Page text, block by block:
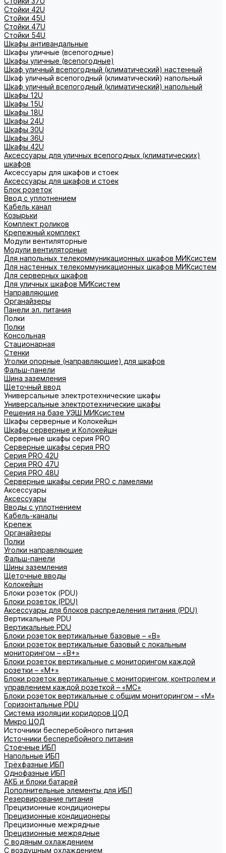
Стойки 42U
Стойки 45U
Стойки 47U
Стойки 54U
Шкафы антивандальные
Шкафы уличные (всепогодные)
Шкафы уличные (всепогодные)
Шкаф уличный всепогодный (климатический) настенный
Шкаф уличный всепогодный (климатический) напольный
Шкаф уличный всепогодный (климатический) напольный
Шкафы 12U
Шкафы 15U
Шкафы 18U
Шкафы 24U
Шкафы 30U
Шкафы 36U
Шкафы 42U
Аксессуары для уличных всепогодных (климатических)
шкафов
Аксессуары для шкафов и стоек
Аксессуары для шкафов и стоек
Блок розеток
Ввод с уплотнением
Кабель канал
Козырьки
Комплект роликов
Крепежный комплект
Модули вентиляторные
Модули вентиляторные
Для напольных телекоммуникационных шкафов МИКсистем
Для настенных телекоммуникационных шкафов МИКсистем
Для серверных шкафов
Для уличных шкафов МИКсистем
Направляющие
Органайзеры
Панели эл. питания
Полки
Полки
Консольная
Стационарная
Стенки
Уголки опорные (направляющие) для шкафов
Фальш-панели
Шина заземления
Щеточный ввод
Универсальные электротехнические шкафы
Универсальные электротехнические шкафы
Решения на базе УЭШ МИКсистем
Шкафы серверные и Колокейшн
Шкафы серверные и Колокейшн
Серверные шкафы серия PRO
Серверные шкафы серия PRO
Серия PRO 42U
Серия PRO 47U
Серия PRO 48U
Серверные шкафы серии PRO с ламелями
Аксессуары
Аксессуары
Вводы с уплотнением
Кабель-каналы
Крепеж
Органайзеры
Полки
Уголки направляющие
Фальш-панели
Шины заземления
Щеточные вводы
Колокейшн
Блоки розеток (PDU)
Блоки розеток (PDU)
Аксессуары для блоков распределения питания (PDU)
Вертикальные PDU
Вертикальные PDU
Блоки розеток вертикальные базовые – «В»
Блоки розеток вертикальные базовый с локальным
мониторингом – «В+»
Блоки розеток вертикальные с мониторингом каждой
розетки – «М+»
Блоки розеток вертикальные с мониторингом, контролем и
управлением каждой розеткой – «МС»
Блоки розеток вертикальные с общим мониторингом – «М»
Горизонтальные PDU
Система изоляции коридоров ЦОД
Микро ЦОД
Источники бесперебойного питания
Источники бесперебойного питания
Стоечные ИБП
Напольные ИБП
Трёхфазные ИБП
Однофазные ИБП
АКБ и блоки батарей
Дополнительные элементы для ИБП
Резервирование питания
Прецизионные кондиционеры
Прецизионные кондиционеры
Прецизионные межрядные
Прецизионные межрядные
С водяным охлаждением
С воздушным охлаждением